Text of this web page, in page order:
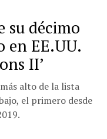
su décimo
en EE.UU.
II’
alto de la lista
el primero desde